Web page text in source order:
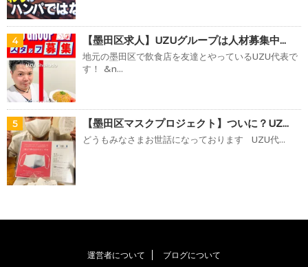
4 【墨田区求人】UZUグループは人材募集中...
地元の墨田区で飲食店を友達とやっているUZU代表で
す！ &n...
5 【墨田区マスクプロジェクト】ついに？UZ...
どうもみなさまお世話になっております UZU代...
運営者について ブログについて